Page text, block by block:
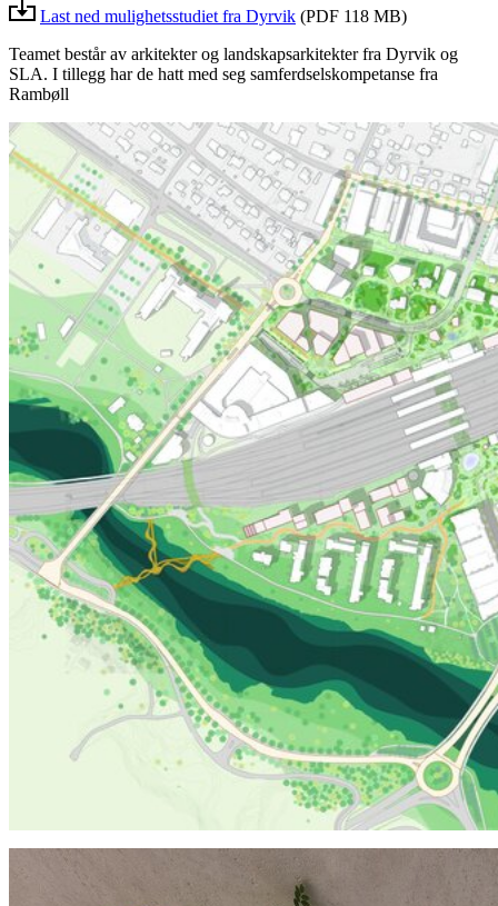
Last ned mulighetsstudiet fra Dyrvik (PDF 118 MB)
Teamet består av arkitekter og landskapsarkitekter fra Dyrvik og
SLA. I tillegg har de hatt med seg samferdselskompetanse fra
Rambøll